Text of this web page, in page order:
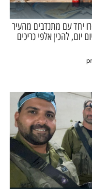
יחד עם מתנדבים מהעיר
להכין אלפי כריכים